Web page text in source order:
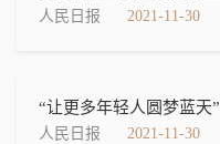
人民日报 2021-11-30
“让更多年轻人圆梦蓝天”
人民日报 2021-11-30